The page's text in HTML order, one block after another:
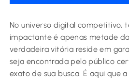
No universo digital competitivo,
impactante é apenas metade
verdadeira vitória reside em
seja encontrada pelo público
exato de sua busca. É aqui que